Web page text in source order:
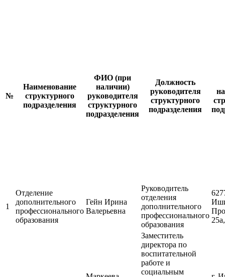
№
Наименование
структурного
подразделения
ФИО (при
наличии)
руководителя
структурного
подразделения
Должность
руководителя
структурного
подразделения
1
Отделение
дополнительного
профессионального
образования
Гейн Ирина
Валерьевна
Руководитель
отделения
дополнительного
профессионального
образования
Заместитель
директора по
воспитательной
работе и
социальным